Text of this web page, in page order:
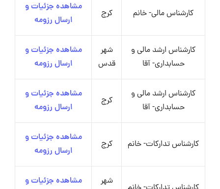
کارشناس مالی- خانم کرج
مشاهده جزئیات و
ارسال رزومه
کارشناس ارشد مالی و
حسابداری- آقا
شهر
قدس
مشاهده جزئیات و
ارسال رزومه
کارشناس ارشد مالی و
حسابداری- آقا
کرج
مشاهده جزئیات و
ارسال رزومه
کارشناس تدارکات- خانم کرج
مشاهده جزئیات و
ارسال رزومه
شهر
مشاهده جزئیات و